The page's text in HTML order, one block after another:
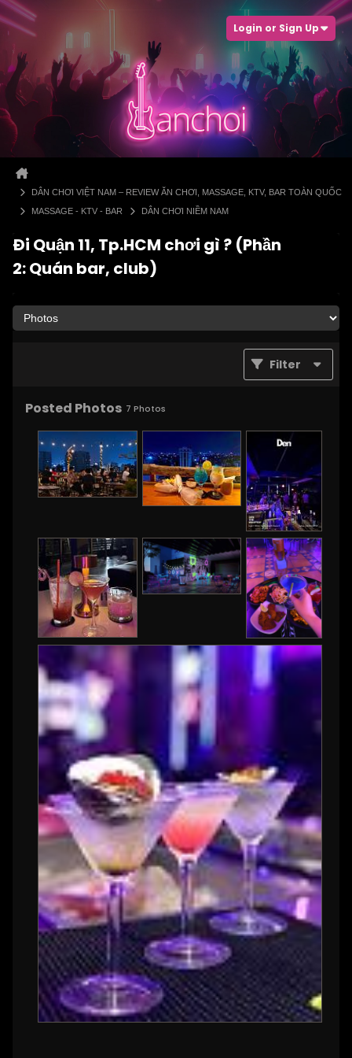
Login or Sign Up
DÂN CHƠI VIỆT NAM – REVIEW ĂN CHƠI, MASSAGE, KTV, BAR TOÀN QUỐC
MASSAGE - KTV - BAR
DÂN CHƠI NIỀM NAM
Đi Quận 11, Tp.HCM chơi gì ? (Phần
2: Quán bar, club)
Filter
Posted Photos 7 Photos